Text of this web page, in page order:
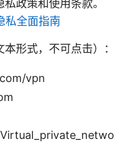
政策和使用条款。
私全面指南
形式，不可点击）：
vpn